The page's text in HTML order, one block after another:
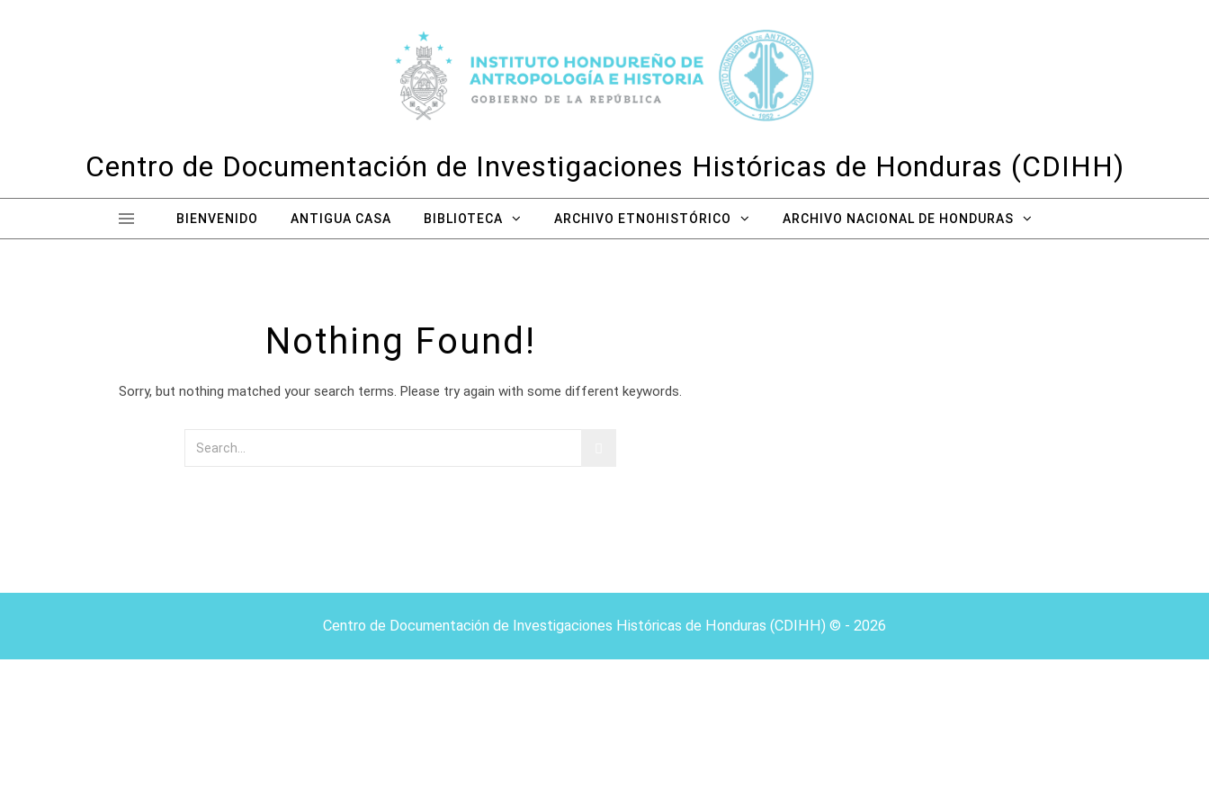
Centro de Documentación de Investigaciones Históricas de Honduras (CDIHH)
BIENVENIDO ANTIGUA CASA BIBLIOTECA ARCHIVO ETNOHISTÓRICO ARCHIVO NACIONAL DE HONDURAS
Nothing Found!
Sorry, but nothing matched your search terms. Please try again with some different keywords.
Centro de Documentación de Investigaciones Históricas de Honduras (CDIHH) © - 2026